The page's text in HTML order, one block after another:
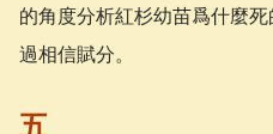
的角度分析紅杉幼苗爲什麼
過相信賦分。
五